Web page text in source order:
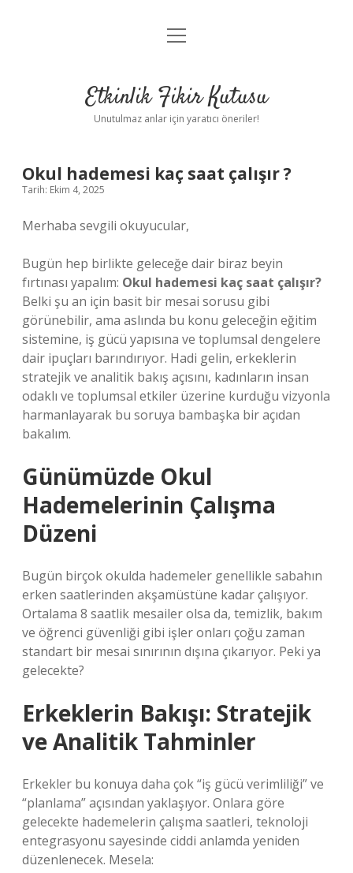
Anasayfa
Yasal Uyarı
menüyü
Etkinlik Fikir Kutusu
Unutulmaz anlar için yaratıcı öneriler!
Okul hademesi kaç saat çalışır ?
Tarih: Ekim 4, 2025
Merhaba sevgili okuyucular,
Bugün hep birlikte geleceğe dair biraz beyin
fırtınası yapalım: Okul hademesi kaç saat çalışır?
Belki şu an için basit bir mesai sorusu gibi
görünebilir, ama aslında bu konu geleceğin eğitim
sistemine, iş gücü yapısına ve toplumsal dengelere
dair ipuçları barındırıyor. Hadi gelin, erkeklerin
stratejik ve analitik bakış açısını, kadınların insan
odaklı ve toplumsal etkiler üzerine kurduğu vizyonla
harmanlayarak bu soruya bambaşka bir açıdan
bakalım.
Günümüzde Okul
Hademelerinin Çalışma
Düzeni
Bugün birçok okulda hademeler genellikle sabahın
erken saatlerinden akşamüstüne kadar çalışıyor.
Ortalama 8 saatlik mesailer olsa da, temizlik, bakım
ve öğrenci güvenliği gibi işler onları çoğu zaman
standart bir mesai sınırının dışına çıkarıyor. Peki ya
gelecekte?
Erkeklerin Bakışı: Stratejik
ve Analitik Tahminler
Erkekler bu konuya daha çok “iş gücü verimliliği” ve
“planlama” açısından yaklaşıyor. Onlara göre
gelecekte hademelerin çalışma saatleri, teknoloji
entegrasyonu sayesinde ciddi anlamda yeniden
düzenlenecek. Mesela: